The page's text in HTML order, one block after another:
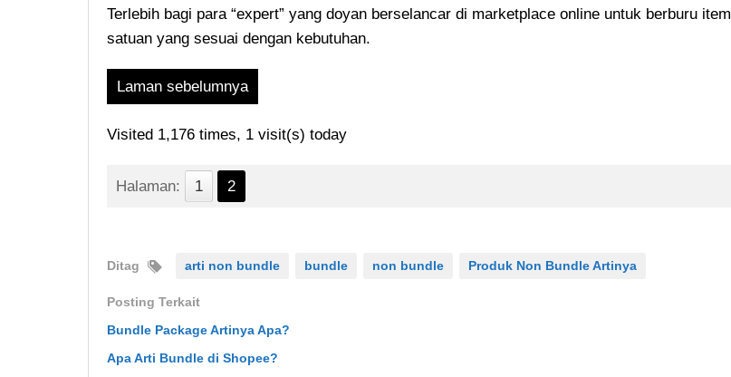
Terlebih bagi para “expert” yang doyan berselancar di marketplace online untuk berburu item
satuan yang sesuai dengan kebutuhan.
Laman sebelumnya
Visited 1,176 times, 1 visit(s) today
Halaman: 1 2
Ditag arti non bundle bundle non bundle Produk Non Bundle Artinya
Posting Terkait
Bundle Package Artinya Apa?
Apa Arti Bundle di Shopee?